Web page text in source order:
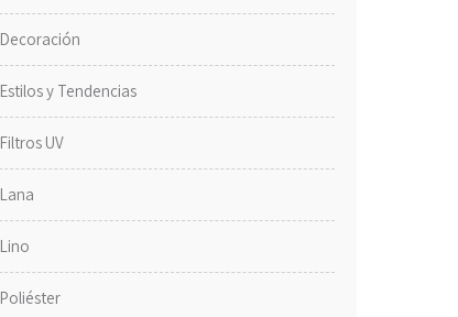
Decoración
Estilos y Tendencias
Filtros UV
Lana
Lino
Poliéster